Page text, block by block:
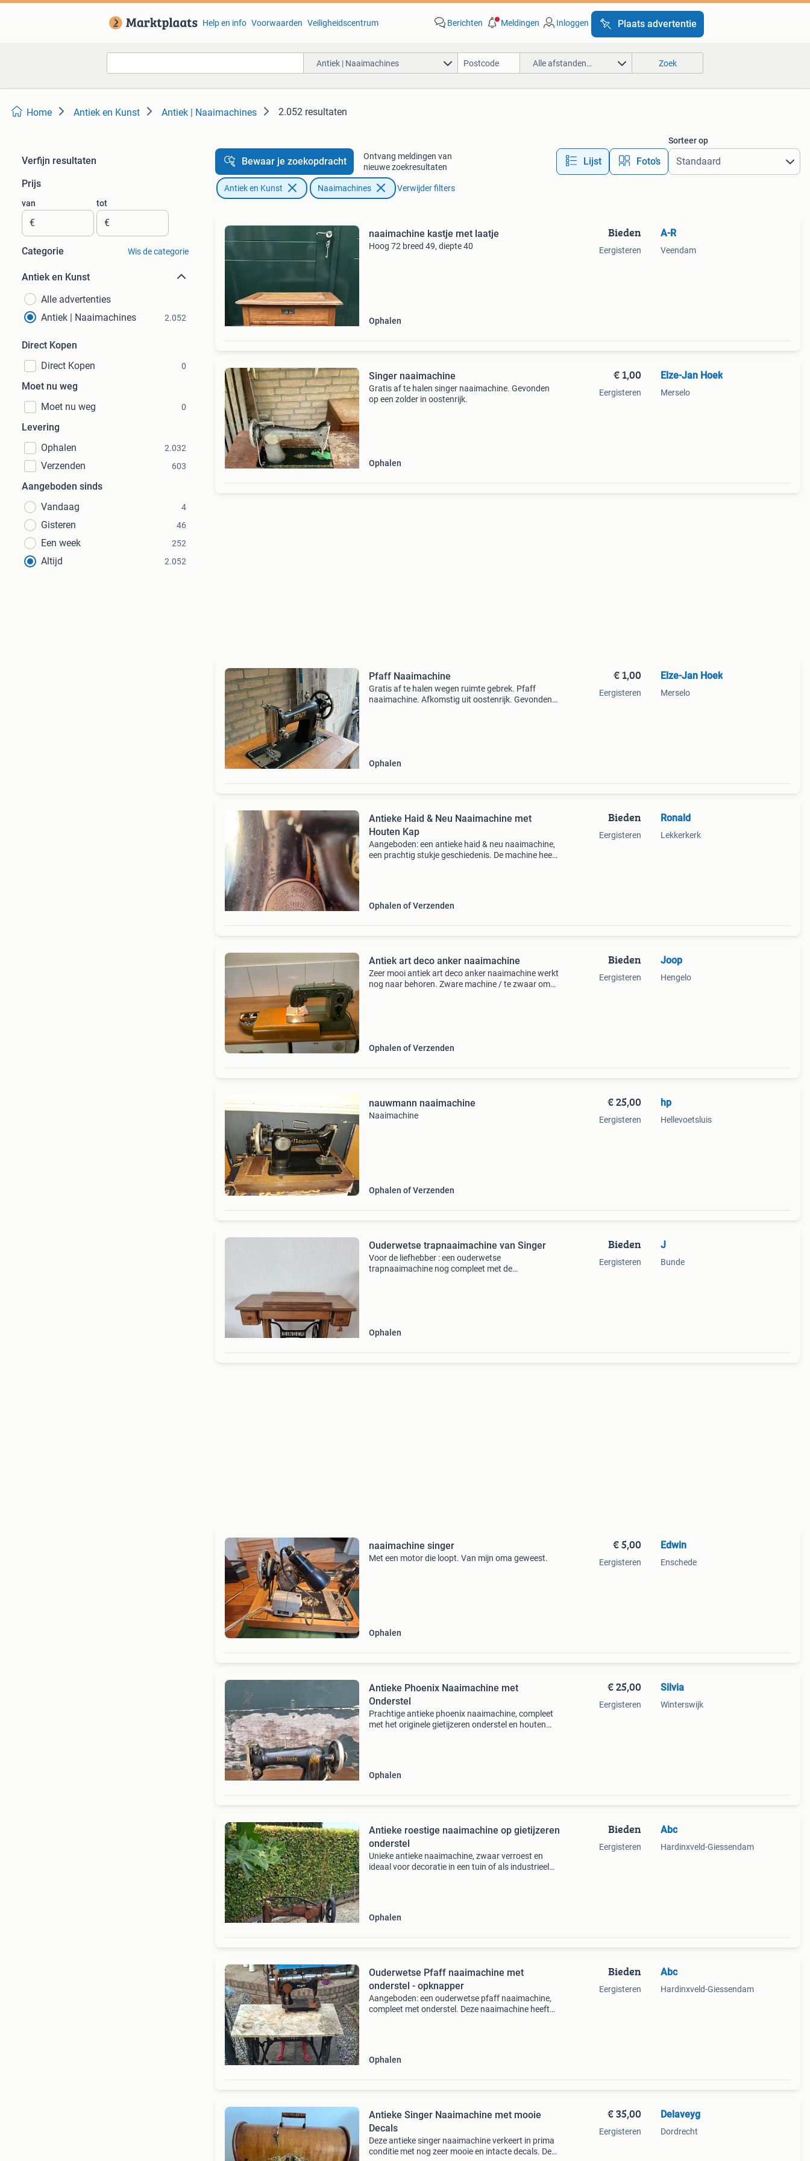
Help en info Voorwaarden Veiligheidscentrum Berichten Meldingen Inloggen Plaats advertentie
Antiek | Naaimachines Alle afstanden… Zoek
Home Antiek en Kunst Antiek | Naaimachines 2.052 resultaten
Verfijn resultaten
Prijs
van
€
tot
€
Categorie Wis de categorie
Antiek en Kunst
Alle advertenties
Antiek | Naaimachines
2.052
Direct Kopen
Direct Kopen
0
Moet nu weg
Moet nu weg
0
Levering
Ophalen
2.032
Verzenden 603
Aangeboden sinds
Vandaag
4
Gisteren 46
Een week 252
Altijd 2.052
Bewaar je zoekopdracht
Ontvang meldingen van
nieuwe zoekresultaten
Lijst Foto’s
Sorteer op
Antiek en Kunst Naaimachines Verwijder filters
naaimachine kastje met laatje
Hoog 72 breed 49, diepte 40
Ophalen
Bieden
Eergisteren
A-R
Veendam
Singer naaimachine
Gratis af te halen singer naaimachine. Gevonden
op een zolder in oostenrijk.
Ophalen
€ 1,00
Eergisteren
Elze-Jan Hoek
Merselo
Pfaff Naaimachine
Gratis af te halen wegen ruimte gebrek. Pfaff
naaimachine. Afkomstig uit oostenrijk. Gevonden
Ophalen
€ 1,00
Eergisteren
Elze-Jan Hoek
Merselo
Antieke Haid & Neu Naaimachine met
Houten Kap
Aangeboden: een antieke haid & neu naaimachine,
een prachtig stukje geschiedenis. De machine heeft
Ophalen of Verzenden
Bieden
Eergisteren
Ronald
Lekkerkerk
Antiek art deco anker naaimachine
Zeer mooi antiek art deco anker naaimachine werkt
nog naar behoren. Zware machine / te zwaar om
Ophalen of Verzenden
Bieden
Eergisteren
Joop
Hengelo
nauwmann naaimachine
Naaimachine
Ophalen of Verzenden
€ 25,00
Eergisteren
hp
Hellevoetsluis
Ouderwetse trapnaaimachine van Singer
Voor de liefhebber : een ouderwetse
trapnaaimachine nog compleet met de
Ophalen
Bieden
Eergisteren
J
Bunde
naaimachine singer
Met een motor die loopt. Van mijn oma geweest.
Ophalen
€ 5,00
Eergisteren
Edwin
Enschede
Antieke Phoenix Naaimachine met
Onderstel
Prachtige antieke phoenix naaimachine, compleet
met het originele gietijzeren onderstel en houten
Ophalen
€ 25,00
Eergisteren
Silvia
Winterswijk
Antieke roestige naaimachine op gietijzeren
onderstel
Unieke antieke naaimachine, zwaar verroest en
ideaal voor decoratie in een tuin of als industrieel
Ophalen
Bieden
Eergisteren
Abc
Hardinxveld-Giessendam
Ouderwetse Pfaff naaimachine met
onderstel - opknapper
Aangeboden: een ouderwetse pfaff naaimachine,
compleet met onderstel. Deze naaimachine heeft
Ophalen
Bieden
Eergisteren
Abc
Hardinxveld-Giessendam
Antieke Singer Naaimachine met mooie
Decals
Deze antieke singer naaimachine verkeert in prima
conditie met nog zeer mooie en intacte decals. De
€ 35,00
Eergisteren
Delaveyg
Dordrecht